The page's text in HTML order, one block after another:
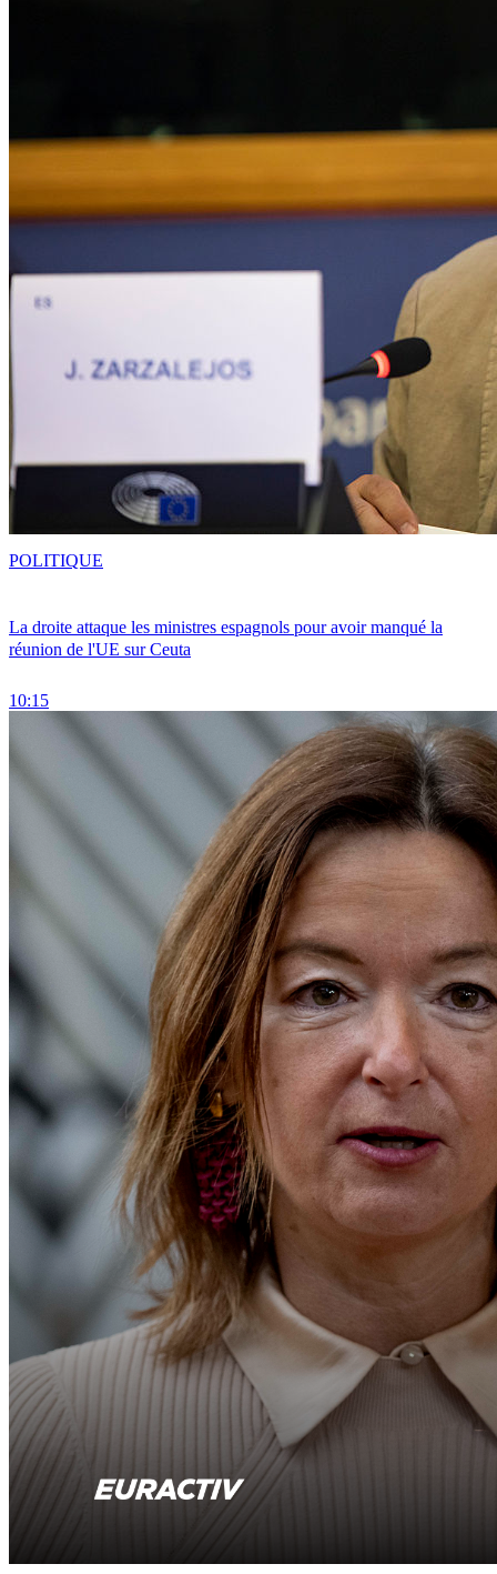
La droite attaque les ministres espagnols pour avoir manqué la
réunion de l'UE sur Ceuta
10:15
POLITIQUE